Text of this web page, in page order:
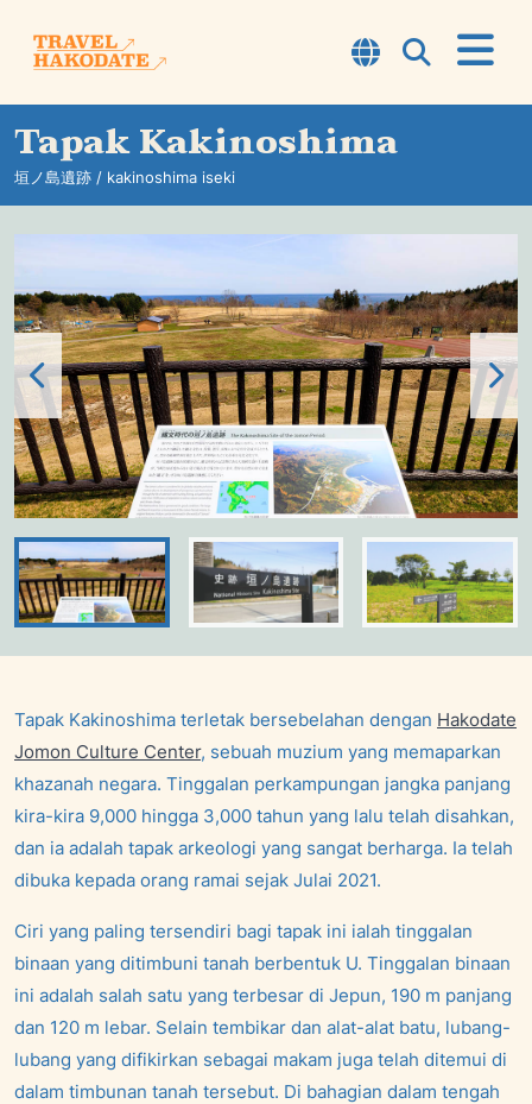
Perihal Hakodate
Pengalaman
Tempat Bersiar-siar
Maklumat
Petua Perjalanan
Tapak Kakinoshima
垣ノ島遺跡 / kakinoshima iseki
Tapak Kakinoshima terletak bersebelahan dengan Hakodate
Jomon Culture Center, sebuah muzium yang memaparkan
khazanah negara. Tinggalan perkampungan jangka panjang
kira-kira 9,000 hingga 3,000 tahun yang lalu telah disahkan,
dan ia adalah tapak arkeologi yang sangat berharga. Ia telah
dibuka kepada orang ramai sejak Julai 2021.
Ciri yang paling tersendiri bagi tapak ini ialah tinggalan
binaan yang ditimbuni tanah berbentuk U. Tinggalan binaan
ini adalah salah satu yang terbesar di Jepun, 190 m panjang
dan 120 m lebar. Selain tembikar dan alat-alat batu, lubang-
lubang yang difikirkan sebagai makam juga telah ditemui di
dalam timbunan tanah tersebut. Di bahagian dalam tengah